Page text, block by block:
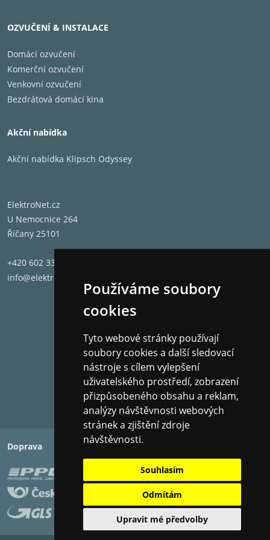
Používáme soubory
cookies
Tyto webové stránky používají
soubory cookies a další sledovací
nástroje s cílem vylepšení
uživatelského prostředí, zobrazení
přizpůsobeného obsahu a reklam,
analýzy návštěvnosti webových
stránek a zjištění zdroje
návštěvnosti.
Souhlasím
Odmítám
Upravit mé předvolby
VÝŠKOVĚ NASATVITELNÉ NOŽKY TLUMENÉ TPE
nastavitelných vytlumených nožkách, které zaručují
optimální stabilitu. Nožky omezují velmi dobře
přenos vibrací z okolí na šasi gramofonu a zároveň
umožňují i vyrovnání gramofonu na nerovném
povrchu. Dokonale rovný gramofon je nezbytný
pro maximálně přesný zvuk.
SYSTÉM ZAVĚŠENÍ MOTORU
OZVUČENÍ & INSTALACE
Domácí ozvučení
Komerční ozvučení
Venkovní ozvučení
Bezdrátová domácí kina
Akční nabídka
Akční nabídka Klipsch Odyssey
ElektroNet.cz
U Nemocnice 264
Říčany 25101
+420 602 331 662
info@elektronet.cz
Doprava Platba